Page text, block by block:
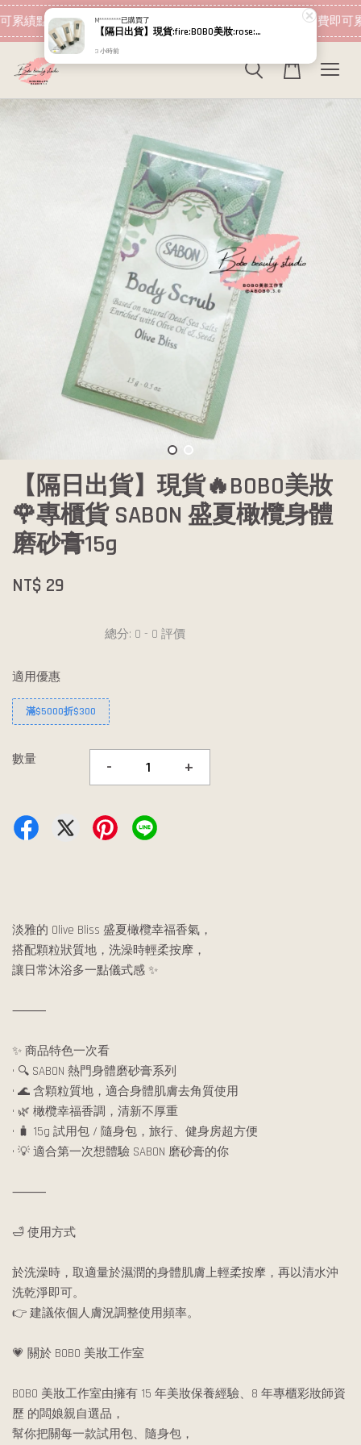
績點數 下筆消費即可折抵 加入會員 消費即可
【隔日出貨】現貨🔥BOBO美妝
🌹專櫃貨 SABON 盛夏橄欖身體
磨砂膏15g
NT$ 29
總分: 0 - 0 評價
適用優惠
滿$5000折$300
數量 - +
淡雅的 Olive Bliss 盛夏橄欖幸福香氣，
搭配顆粒狀質地，洗澡時輕柔按摩，
讓日常沐浴多一點儀式感 ✨
⸻
✨ 商品特色一次看
• 🔍 SABON 熱門身體磨砂膏系列
• 🌊 含顆粒質地，適合身體肌膚去角質使用
• 🌿 橄欖幸福香調，清新不厚重
• 🧳 15g 試用包 / 隨身包，旅行、健身房超方便
• 💡 適合第一次想體驗 SABON 磨砂膏的你
⸻
🛁 使用方式
於洗澡時，取適量於濕潤的身體肌膚上輕柔按摩，再以清水沖
洗乾淨即可。
👉 建議依個人膚況調整使用頻率。
💗 關於 BOBO 美妝工作室
BOBO 美妝工作室由擁有 15 年美妝保養經驗、8 年專櫃彩妝師資
歷 的闆娘親自選品，
幫你把關每一款試用包、隨身包，
M*********已購買了
【隔日出貨】現貨:fire:BOBO美妝:rose:專櫃貨 植村秀 無極限超持久輕粉底 小方瓶PLUS 664 5ml
3 小時前